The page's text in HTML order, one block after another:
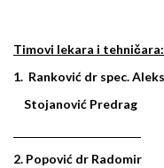
Timovi lekara i tehničara:
1. Ranković dr spec.
Stojanović Predrag
2. Popović dr Radomir